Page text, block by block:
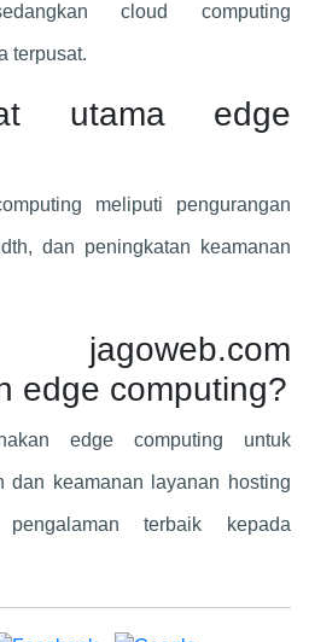
cloud computing
terpusat.
utama edge
meliputi pengurangan
dan peningkatan keamanan
jagoweb.com
edge computing?
edge computing untuk
dan keamanan layanan hosting
terbaik kepada